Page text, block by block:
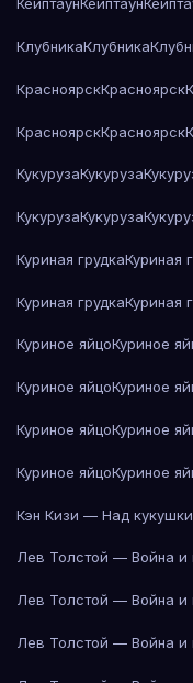
КлубникаКлубника
КрасноярскКрасноярск
КрасноярскКрасноярск
КукурузаКукуруза
КукурузаКукуруза
Куриная грудкаКуриная
Куриная грудкаКуриная
Куриное яйцоКуриное
Куриное яйцоКуриное
Куриное яйцоКуриное
Куриное яйцоКуриное
Кэн Кизи — Над
Лев Толстой — Война и
Лев Толстой — Война и
Лев Толстой — Война и